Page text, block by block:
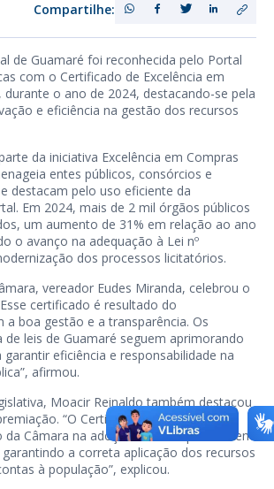
Compartilhe:
de Guamaré foi reconhecida pelo Portal
com o Certificado de Excelência em
durante o ano de 2024, destacando-se pela
e eficiência na gestão dos recursos
da iniciativa Excelência em Compras
entes públicos, consórcios e
destacam pelo uso eficiente da
Em 2024, mais de 2 mil órgãos públicos
um aumento de 31% em relação ao ano
o avanço na adequação à Lei nº
dos processos licitatórios.
vereador Eudes Miranda, celebrou o
certificado é resultado do
a boa gestão e a transparência. Os
de leis de Guamaré seguem aprimorando
eficiência e responsabilidade na
afirmou.
Moacir Reinaldo também destacou
“O Certificado de Excelência
Câmara na adoção de boas práticas em
a correta aplicação dos recursos
à população”, explicou.